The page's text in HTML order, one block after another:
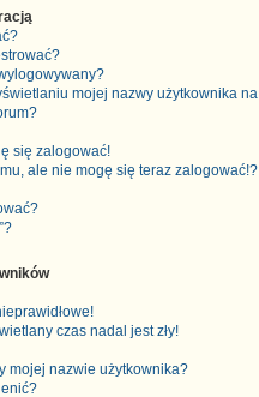
mojej nazwy użytkownika
się zalogować!
ale nie mogę się teraz
czas nadal jest zły!
mojej nazwie użytkownika?